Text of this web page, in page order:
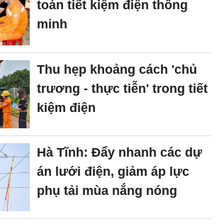
toán tiết kiệm điện thông
minh
Thu hẹp khoảng cách 'chủ
trương - thực tiễn' trong tiết
kiệm điện
Hà Tĩnh: Đẩy nhanh các dự
án lưới điện, giảm áp lực
phụ tải mùa nắng nóng